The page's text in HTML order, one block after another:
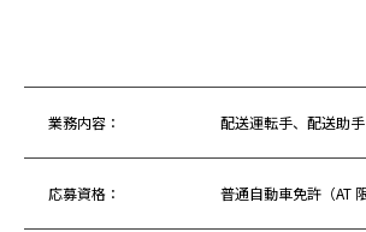
業務内容： 配送運転手、配送助手
応募資格： 普通自動車免許（AT